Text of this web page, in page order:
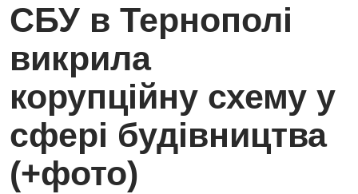
СБУ в Тернополі
викрила
корупційну схему у
сфері будівництва
(+фото)